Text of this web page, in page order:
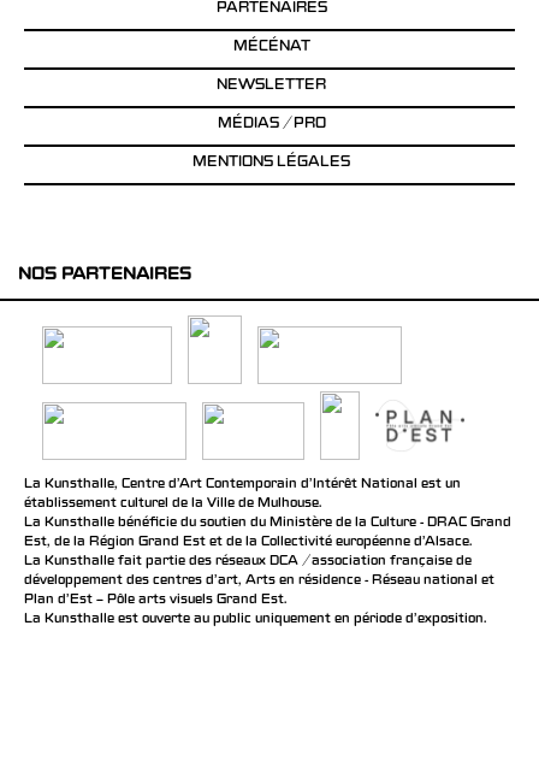
PARTENAIRES
MÉCÉNAT
NEWSLETTER
MÉDIAS / PRO
MENTIONS LÉGALES
NOS PARTENAIRES
La Kunsthalle, Centre d’Art Contemporain d’Intérêt National est un
établissement culturel de la Ville de Mulhouse.
La Kunsthalle bénéficie du soutien du Ministère de la Culture - DRAC Grand
Est, de la Région Grand Est et de la Collectivité européenne d’Alsace.
La Kunsthalle fait partie des réseaux DCA / association française de
développement des centres d'art, Arts en résidence - Réseau national et
Plan d’Est – Pôle arts visuels Grand Est.
La Kunsthalle est ouverte au public uniquement en période d'exposition.